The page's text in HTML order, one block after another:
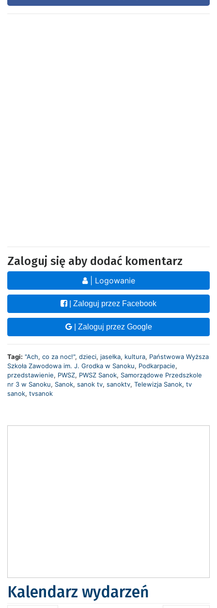
Zaloguj się aby dodać komentarz
| Logowanie
| Zaloguj przez Facebook
| Zaloguj przez Google
Tagi: "Ach, co za noc!", dzieci, jasełka, kultura, Państwowa Wyższa
Szkoła Zawodowa im. J. Grodka w Sanoku, Podkarpacie,
przedstawienie, PWSZ, PWSZ Sanok, Samorządowe Przedszkole
nr 3 w Sanoku, Sanok, sanok tv, sanoktv, Telewizja Sanok, tv
sanok, tvsanok
Kalendarz wydarzeń